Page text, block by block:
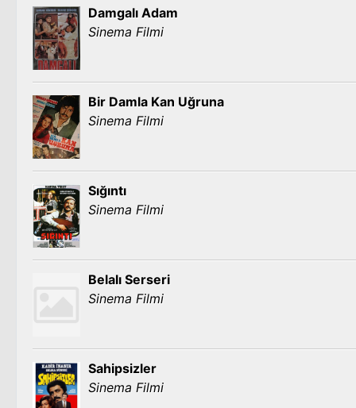
Damgalı Adam
Sinema Filmi
Bir Damla Kan Uğruna
Sinema Filmi
Sığıntı
Sinema Filmi
Belalı Serseri
Sinema Filmi
Sahipsizler
Sinema Filmi